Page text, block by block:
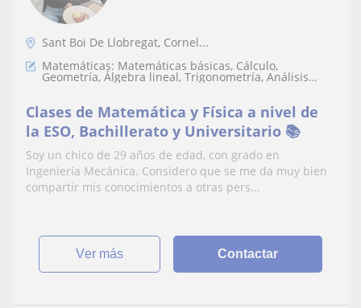
Sant Boi De Llobregat, Cornel...
Matemáticas: Matemáticas básicas, Cálculo,
Geometría, Álgebra lineal, Trigonometría, Análisis
Clases de Matemática y Física a nivel de
la ESO, Bachillerato y Universitario 📚
Soy un chico de 29 años de edad, con grado en
Ingeniería Mecánica. Considero que se me da muy bien
compartir mis conocimientos a otras pers...
ver más Contactar